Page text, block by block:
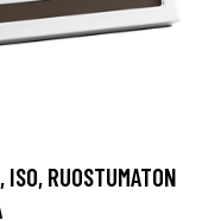
RUOSTUMATON